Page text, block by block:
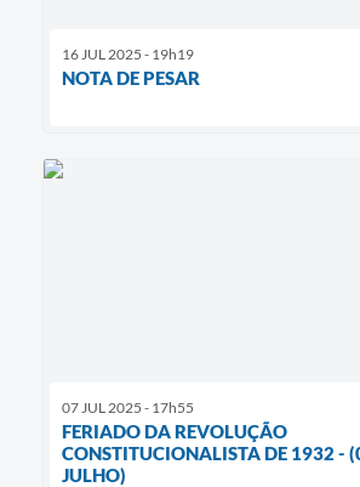
16 JUL 2025 - 19h19
NOTA DE PESAR
07 JUL 2025 - 17h55
FERIADO DA REVOLUÇÃO
CONSTITUCIONALISTA DE 1932 -
JULHO)